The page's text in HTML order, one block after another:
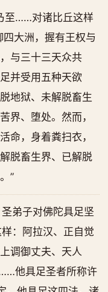
至……对诸比丘这样
大洲，握有王权与
与三十三天众共
并受用五种天欲
地狱、未解脱畜生
界、堕处。然而，
命，身着粪扫衣，
脱畜生界、已解脱
”
弟子对佛陀具足坚
：阿拉汉、正自觉
调御丈夫、天人
他具足圣者所称许